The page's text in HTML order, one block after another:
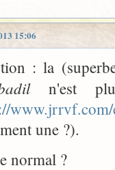
15:06
: la
n'est
www.jrrvf.com/
une ?).
normal ?